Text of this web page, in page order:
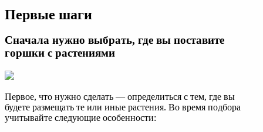
Первые шаги
Сначала нужно выбрать, где вы поставите
горшки с растениями
Первое, что нужно сделать — определиться с тем, где вы
будете размещать те или иные растения. Во время подбора
учитывайте следующие особенности: